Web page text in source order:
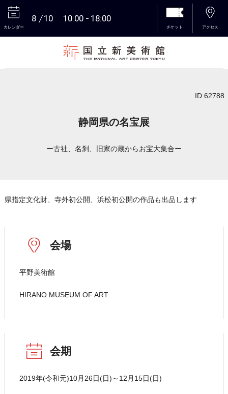
カレンダー
8 10 10:00 18:00
チケット アクセス
ID:62788
静岡県の名宝展
ー古社、名刹、旧家の蔵からお宝大集合ー
県指定文化財、寺外初公開、浜松初公開の作品も出品します
会場
平野美術館
HIRANO MUSEUM OF ART
会期
2019年(令和元)10月26日(日)～12月15日(日)